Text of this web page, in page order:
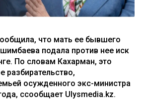
что мать ее бывшего
подала против нее иск
По словам Кахарман, это
разбирательство,
осужденного экс-министра
ссообщает Ulysmedia.kz.